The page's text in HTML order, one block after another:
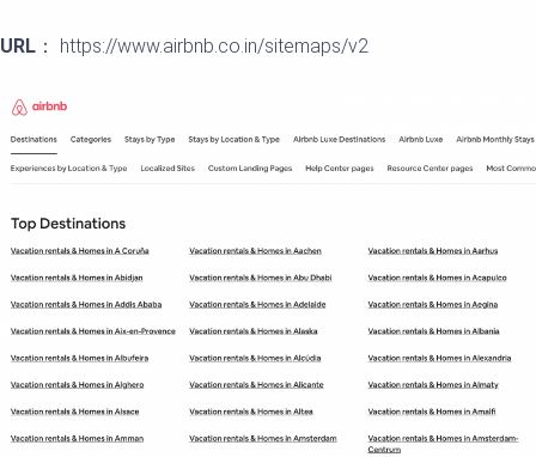
URL ： https://www.airbnb.co.in/sitemaps/v2